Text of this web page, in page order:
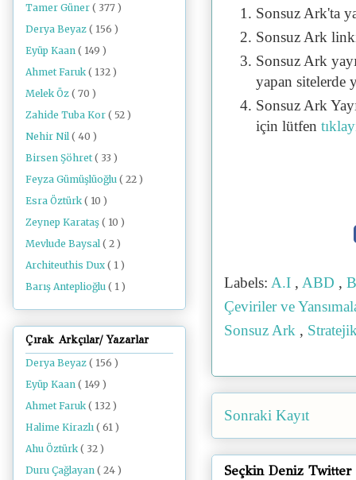
Sonsuz Ark'ta
Sonsuz Ark
Sonsuz Ark
yapan sitelerde
Sonsuz Ark
için lütfen
Labels: A.I , ABD ,
Çeviriler ve
Sonsuz Ark ,
Sonraki Kayıt
Seçkin Deniz Twitter
Tamer Güner ( 377 )
Derya Beyaz ( 156 )
Eyüp Kaan ( 149 )
Ahmet Faruk ( 132 )
Melek Öz ( 70 )
Zahide Tuba Kor ( 52 )
Nehir Nil ( 40 )
Birsen Şöhret ( 33 )
Feyza Gümüşlüoğlu ( 22 )
Esra Öztürk ( 10 )
Zeynep Karataş ( 10 )
Mevlude Baysal ( 2 )
Architeuthis Dux ( 1 )
Barış Anteplioğlu ( 1 )
Çırak Arkçılar/ Yazarlar
Derya Beyaz ( 156 )
Eyüp Kaan ( 149 )
Ahmet Faruk ( 132 )
Halime Kirazlı ( 61 )
Ahu Öztürk ( 32 )
Duru Çağlayan ( 24 )